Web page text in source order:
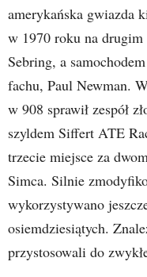
amerykańska gwiazda
w 1970 roku na
Sebring, a
fachu, Paul Newman.
w 908 sprawił zespół
szyldem Siffert ATE
trzecie miejsce za
Simca. Silnie
wykorzystywano
osiemdziesiątych.
przystosowali do